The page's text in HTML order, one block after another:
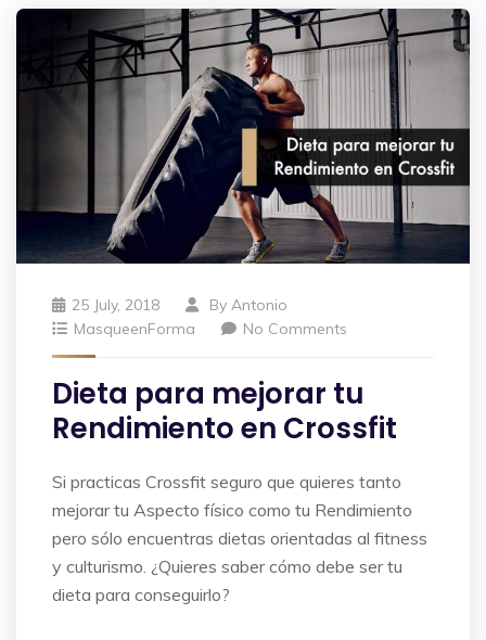
25 July, 2018 By Antonio
MasqueenForma
No Comments
Dieta para mejorar tu
Rendimiento en Crossfit
Si practicas Crossfit seguro que quieres tanto
mejorar tu Aspecto físico como tu Rendimiento
pero sólo encuentras dietas orientadas al fitness
y culturismo. ¿Quieres saber cómo debe ser tu
dieta para conseguirlo?